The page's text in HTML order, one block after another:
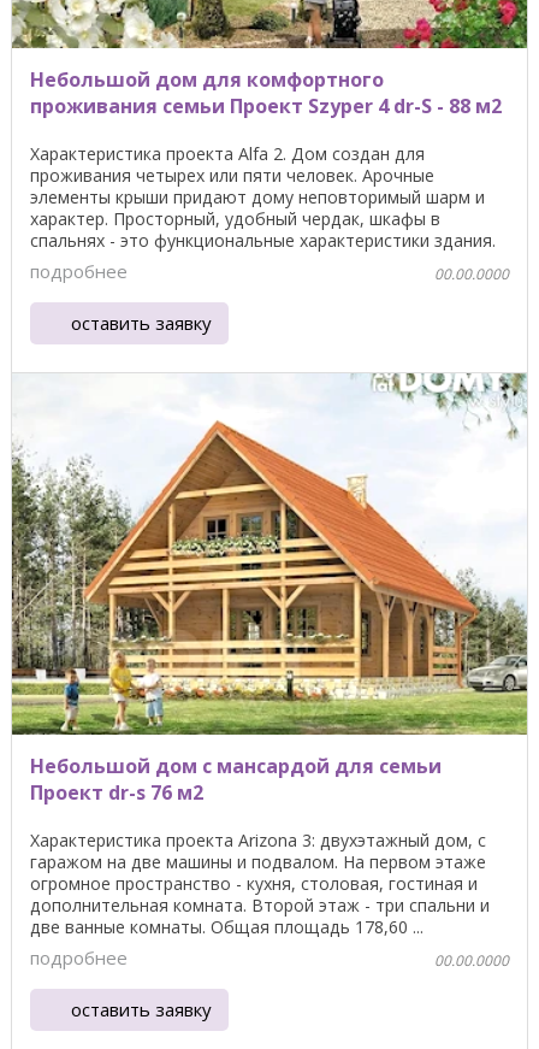
Небольшой дом для комфортного
проживания семьи Проект Szyper 4 dr-S - 88 м2
Характеристика проекта Alfa 2. Дом создан для
проживания четырех или пяти человек. Арочные
элементы крыши придают дому неповторимый шарм и
характер. Просторный, удобный чердак, шкафы в
спальнях - это функциональные характеристики здания.
Общая ...
подробнее 00.00.0000
оставить заявку
Небольшой дом с мансардой для семьи
Проект dr-s 76 м2
Характеристика проекта Arizona 3: двухэтажный дом, с
гаражом на две машины и подвалом. На первом этаже
огромное пространство - кухня, столовая, гостиная и
дополнительная комната. Второй этаж - три спальни и
две ванные комнаты. Общая площадь 178,60 ...
подробнее 00.00.0000
оставить заявку